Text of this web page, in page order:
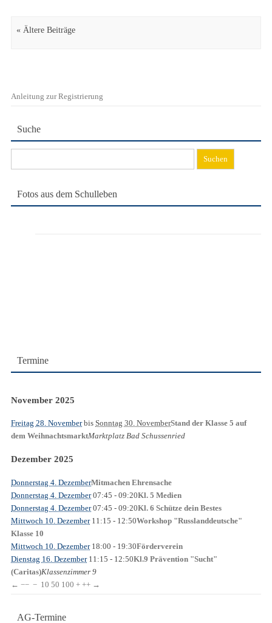
Artikel Navigation
« Ältere Beiträge
Anleitung zur Registrierung
Suche
nach:
Fotos aus dem Schulleben
Termine
November 2025
Freitag 28. Novemberbis Sonntag 30. NovemberStand der Klasse 5 auf
dem WeihnachtsmarktMarktplatz Bad Schussenried
Dezember 2025
Donnerstag 4. DezemberMitmachen Ehrensache
Donnerstag 4. Dezember07:45 - 09:20Kl. 5 Medien
Donnerstag 4. Dezember07:45 - 09:20Kl. 6 Schütze dein Bestes
Mittwoch 10. Dezember11:15 - 12:50Workshop "Russlanddeutsche"
Klasse 10
Mittwoch 10. Dezember18:00 - 19:30Förderverein
Dienstag 16. Dezember11:15 - 12:50Kl.9 Prävention "Sucht"
(Caritas)Klassenzimmer 9
← −− − 10 50 100 + ++ →
AG-Termine